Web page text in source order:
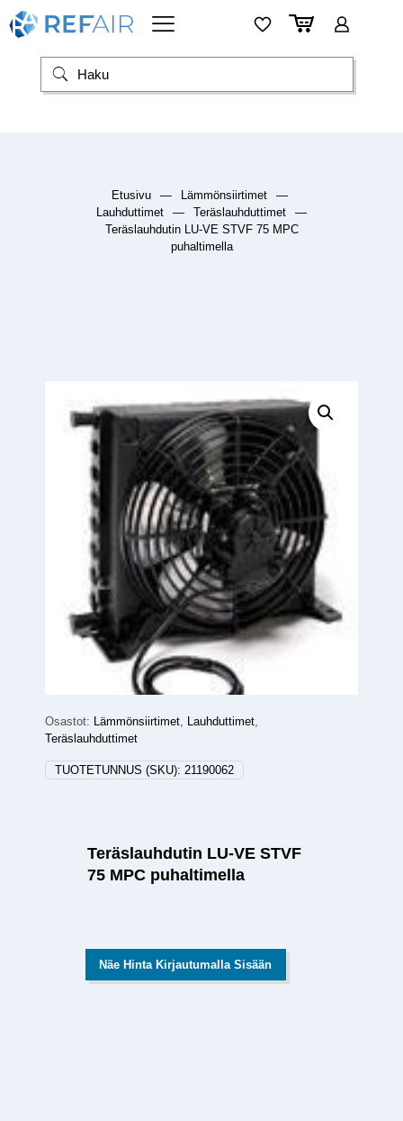
Etusivu — Lämmönsiirtimet
—
Lauhduttimet
— Teräslauhduttimet
—
Teräslauhdutin LU-VE STVF 75 MPC
puhaltimella
Osastot: Lämmönsiirtimet, Lauhduttimet,
Teräslauhduttimet
TUOTETUNNUS (SKU): 21190062
Teräslauhdutin LU-VE STVF
75 MPC puhaltimella
Näe Hinta Kirjautumalla Sisään